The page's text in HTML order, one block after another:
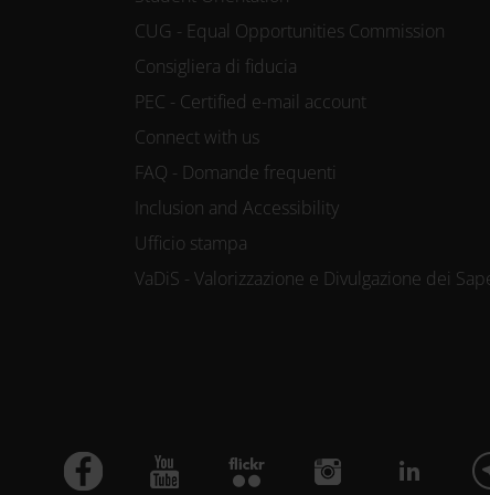
CUG - Equal Opportunities Commission
Consigliera di fiducia
PEC - Certified e-mail account
Connect with us
FAQ - Domande frequenti
Inclusion and Accessibility
Ufficio stampa
VaDiS - Valorizzazione e Divulgazione dei